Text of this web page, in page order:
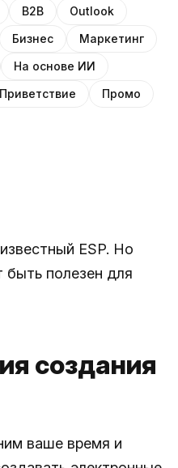
B2B
Outlook
Бизнес
Маркетинг
На основе ИИ
Приветствие Промо
ESP. Но
быть полезен для
создания
ваше время и